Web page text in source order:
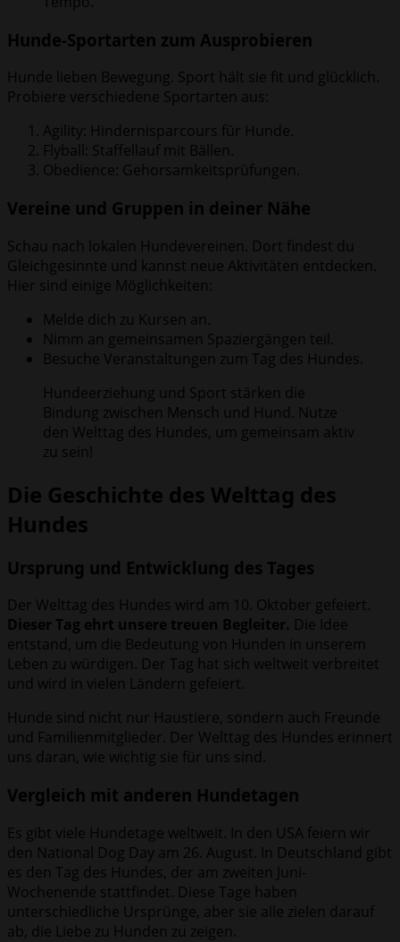
Hunde-Sportarten zum Ausprobieren
Hunde lieben Bewegung. Sport hält sie fit und glücklich.
Probiere verschiedene Sportarten aus:
Agility: Hindernisparcours für Hunde.
Flyball: Staffellauf mit Bällen.
Obedience: Gehorsamkeitsprüfungen.
Vereine und Gruppen in deiner Nähe
Schau nach lokalen Hundevereinen. Dort findest du
Gleichgesinnte und kannst neue Aktivitäten entdecken.
Hier sind einige Möglichkeiten:
Melde dich zu Kursen an.
Nimm an gemeinsamen Spaziergängen teil.
Besuche Veranstaltungen zum Tag des Hundes.
Hundeerziehung und Sport stärken die
Bindung zwischen Mensch und Hund. Nutze
den Welttag des Hundes, um gemeinsam aktiv
zu sein!
Die Geschichte des Welttag des
Hundes
Ursprung und Entwicklung des Tages
Der Welttag des Hundes wird am 10. Oktober gefeiert.
Dieser Tag ehrt unsere treuen Begleiter. Die Idee
entstand, um die Bedeutung von Hunden in unserem
Leben zu würdigen. Der Tag hat sich weltweit verbreitet
und wird in vielen Ländern gefeiert.
Hunde sind nicht nur Haustiere, sondern auch Freunde
und Familienmitglieder. Der Welttag des Hundes erinnert
uns daran, wie wichtig sie für uns sind.
Vergleich mit anderen Hundetagen
Es gibt viele Hundetage weltweit. In den USA feiern wir
den National Dog Day am 26. August. In Deutschland gibt
es den Tag des Hundes, der am zweiten Juni-
Wochenende stattfindet. Diese Tage haben
unterschiedliche Ursprünge, aber sie alle zielen darauf
ab, die Liebe zu Hunden zu zeigen.